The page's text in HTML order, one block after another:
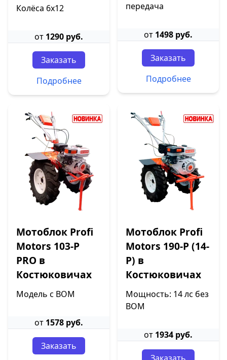
Колёса 6х12
от 1290 руб.
Заказать
Подробнее
передача
от 1498 руб.
Заказать
Подробнее
Мотоблок Profi
Motors 103-P
PRO в
Костюковичах
Модель с ВОМ
от 1578 руб.
Заказать
Мотоблок Profi
Motors 190-P (14-
P) в
Костюковичах
Мощность: 14 лс без
ВОМ
от 1934 руб.